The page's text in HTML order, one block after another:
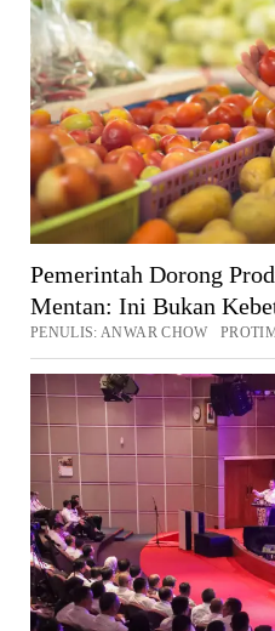
Pemerintah Dorong
Mentan: Ini Bukan
PENULIS: ANWAR CHOW